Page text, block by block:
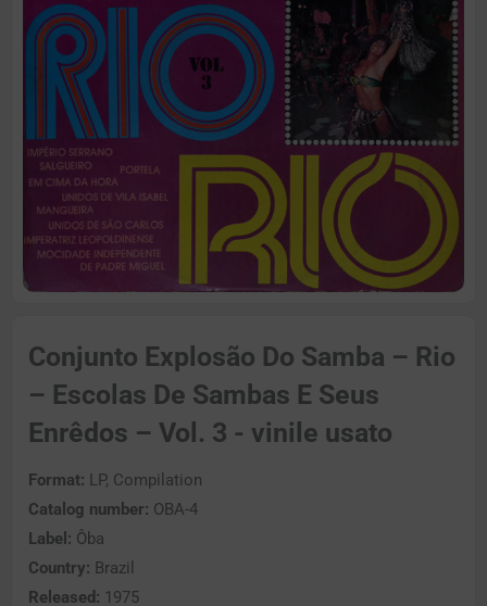
Conjunto Explosão Do Samba – Rio
– Escolas De Sambas E Seus
Enrêdos – Vol. 3 - vinile usato
Format: LP, Compilation
Catalog number: OBA-4
Label: Ôba
Country: Brazil
Released: 1975